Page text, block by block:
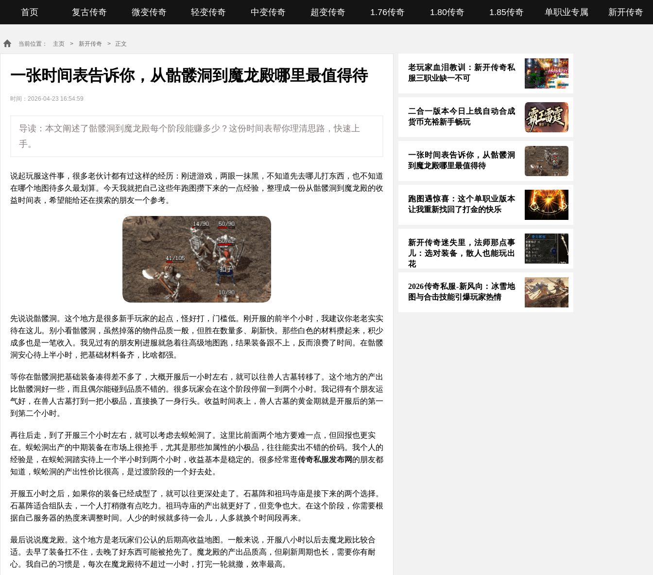
首页 复古传奇 微变传奇 轻变传奇 中变传奇 超变传奇 1.76传奇 1.80传奇 1.85传奇 单职业专属 新开传奇
当前位置： 主页 > 新开传奇 > 正文
一张时间表告诉你，从骷髅洞到魔龙殿哪里最值得待
时间：2026-04-23 16:54:59
导读：本文阐述了骷髅洞到魔龙殿每个阶段能赚多少？这份时间表帮你理清思路，快速上
手。
说起玩服这件事，很多老伙计都有过这样的经历：刚进游戏，两眼一抹黑，不知道先去哪儿打东西，也不知道
在哪个地图待多久最划算。今天我就把自己这些年跑图攒下来的一点经验，整理成一份从骷髅洞到魔龙殿的收
益时间表，希望能给还在摸索的朋友一个参考。
先说说骷髅洞。这个地方是很多新手玩家的起点，怪好打，门槛低。刚开服的前半个小时，我建议你老老实实
待在这儿。别小看骷髅洞，虽然掉落的物件品质一般，但胜在数量多、刷新快。那些白色的材料攒起来，积少
成多也是一笔收入。我见过有的朋友刚进服就急着往高级地图跑，结果装备跟不上，反而浪费了时间。在骷髅
洞安心待上半小时，把基础材料备齐，比啥都强。
等你在骷髅洞把基础装备凑得差不多了，大概开服后一小时左右，就可以往兽人古墓转移了。这个地方的产出
比骷髅洞好一些，而且偶尔能碰到品质不错的。很多玩家会在这个阶段停留一到两个小时。我记得有个朋友运
气好，在兽人古墓打到一把小极品，直接换了一身行头。收益时间表上，兽人古墓的黄金期就是开服后的第一
到第二个小时。
再往后走，到了开服三个小时左右，就可以考虑去蜈蚣洞了。这里比前面两个地方要难一点，但回报也更实
在。蜈蚣洞出产的中期装备在市场上很抢手，尤其是那些加属性的小极品，往往能卖出不错的价码。我个人的
经验是，在蜈蚣洞踏实待上一个半小时到两个小时，收益基本是稳定的。很多经常逛传奇私服发布网 的朋友都
知道，蜈蚣洞的产出性价比很高，是过渡阶段的一个好去处。
开服五小时之后，如果你的装备已经成型了，就可以往更深处走了。石墓阵和祖玛寺庙是接下来的两个选择。
石墓阵适合组队去，一个人打稍微有点吃力。祖玛寺庙的产出就更好了，但竞争也大。在这个阶段，你需要根
据自己服务器的热度来调整时间。人少的时候就多待一会儿，人多就换个时间段再来。
最后说说魔龙殿。这个地方是老玩家们公认的后期高收益地图。一般来说，开服八小时以后去魔龙殿比较合
适。去早了装备扛不住，去晚了好东西可能被抢先了。魔龙殿的产出品质高，但刷新周期也长，需要你有耐
心。我自己的习惯是，每次在魔龙殿待不超过一小时，打完一轮就撤，效率最高。
老玩家血泪教训：新开传奇私
服三职业缺一不可
二合一版本今日上线自动合成
货币充裕新手畅玩
一张时间表告诉你，从骷髅洞
到魔龙殿哪里最值得待
跑图遇惊喜：这个单职业版本
让我重新找回了打金的快乐
新开传奇迷失里，法师那点事
儿：选对装备，散人也能玩出
花
2026传奇私服-新风向：冰雪地
图与合击技能引爆玩家热情